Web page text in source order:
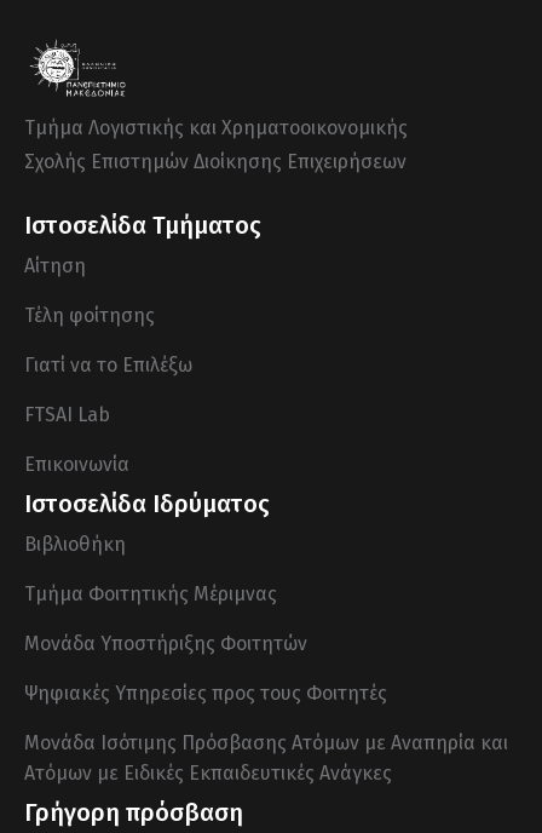
Τμήμα Λογιστικής και Χρηματοοικονομικής
Σχολής Επιστημών Διοίκησης Επιχειρήσεων
Ιστοσελίδα Τμήματος
Αίτηση
Τέλη φοίτησης
Γιατί να το Επιλέξω
FTSAI Lab
Επικοινωνία
Ιστοσελίδα Ιδρύματος
Βιβλιοθήκη
Τμήμα Φοιτητικής Μέριμνας
Μονάδα Υποστήριξης Φοιτητών
Ψηφιακές Υπηρεσίες προς τους Φοιτητές
Μονάδα Ισότιμης Πρόσβασης Ατόμων με Αναπηρία και
Ατόμων με Ειδικές Εκπαιδευτικές Ανάγκες
Γρήγορη πρόσβαση